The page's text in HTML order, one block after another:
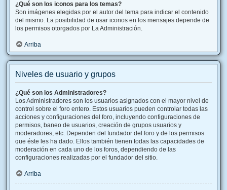
¿Qué son los iconos para los temas?
Son imágenes elegidas por el autor del tema para indicar el contenido
del mismo. La posibilidad de usar iconos en los mensajes depende de
los permisos otorgados por La Administración.
Arriba
Niveles de usuario y grupos
¿Qué son los Administradores?
Los Administradores son los usuarios asignados con el mayor nivel de
control sobre el foro entero. Estos usuarios pueden controlar todas las
acciones y configuraciones del foro, incluyendo configuraciones de
permisos, baneo de usuarios, creación de grupos usuarios y
moderadores, etc. Dependen del fundador del foro y de los permisos
que éste les ha dado. Ellos también tienen todas las capacidades de
moderación en cada uno de los foros, dependiendo de las
configuraciones realizadas por el fundador del sitio.
Arriba